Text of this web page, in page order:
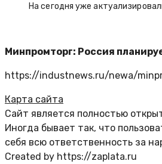
На сегодня уже
Минпромторг: Россия
https://industnews.ru/newa/
Карта сайта
Сайт является полностью
Иногда бывает так, что
себя всю ответственность за
Created by https://zaplata.ru